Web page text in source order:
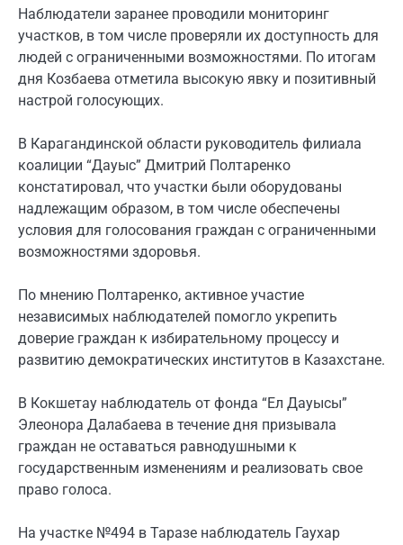
Наблюдатели заранее проводили мониторинг
участков, в том числе проверяли их доступность для
людей с ограниченными возможностями. По итогам
дня Козбаева отметила высокую явку и позитивный
настрой голосующих.
В Карагандинской области руководитель филиала
коалиции “Дауыс” Дмитрий Полтаренко
констатировал, что участки были оборудованы
надлежащим образом, в том числе обеспечены
условия для голосования граждан с ограниченными
возможностями здоровья.
По мнению Полтаренко, активное участие
независимых наблюдателей помогло укрепить
доверие граждан к избирательному процессу и
развитию демократических институтов в Казахстане.
В Кокшетау наблюдатель от фонда “Ел Дауысы”
Элеонора Далабаева в течение дня призывала
граждан не оставаться равнодушными к
государственным изменениям и реализовать свое
право голоса.
На участке №494 в Таразе наблюдатель Гаухар